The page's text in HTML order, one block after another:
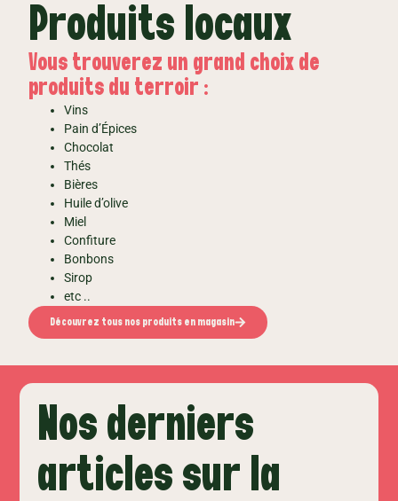
Produits locaux
Vous trouverez un grand choix de
produits du terroir :
Vins
Pain d’Épices
Chocolat
Thés
Bières
Huile d’olive
Miel
Confiture
Bonbons
Sirop
etc ..
Découvrez tous nos produits en magasin
Nos derniers
articles sur la